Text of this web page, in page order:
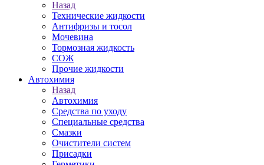
Назад
Технические жидкости
Антифризы и тосол
Мочевина
Тормозная жидкость
СОЖ
Прочие жидкости
Автохимия
Назад
Автохимия
Средства по уходу
Специальные средства
Смазки
Очистители систем
Присадки